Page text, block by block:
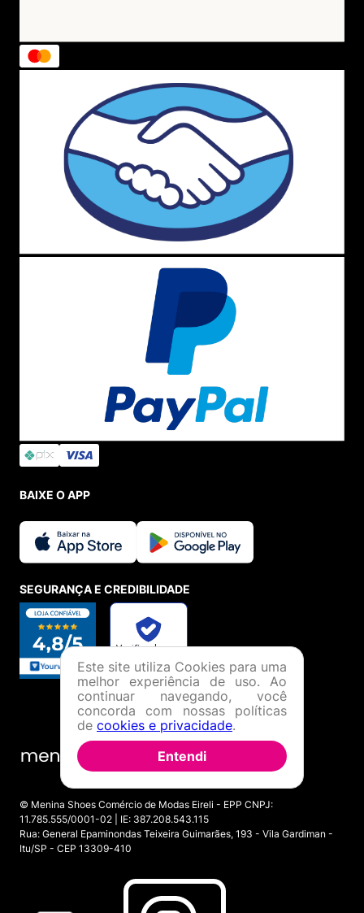
BAIXE O APP
SEGURANÇA E CREDIBILIDADE
© Menina Shoes Comércio de Modas Eireli - EPP CNPJ:
11.785.555/0001-02 | IE: 387.208.543.115
Rua: General Epaminondas Teixeira Guimarães, 193 - Vila Gardiman -
Itu/SP - CEP 13309-410
Este site utiliza Cookies para uma
melhor experiência de uso. Ao
continuar navegando, você
concorda com nossas políticas
de cookies e privacidade.
Entendi